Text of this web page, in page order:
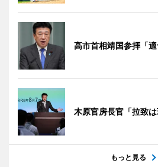
高市首相靖国参拝「適
木原官房長官「拉致は
もっと見る